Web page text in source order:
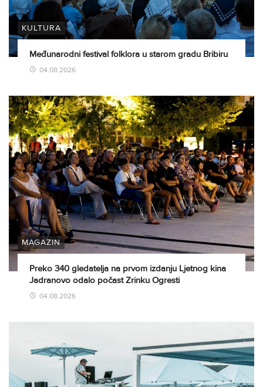
KULTURA
Međunarodni festival folklora u starom gradu Bribiru
04.08.2026
MAGAZIN
Preko 340 gledatelja na prvom izdanju Ljetnog kina
Jadranovo odalo počast Zrinku Ogresti
04.08.2026